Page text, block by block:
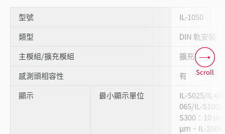
型號
IL-1050
類型
DIN 軌安裝
主模組/擴充模組
擴充模組
感測頭相容性
有
顯示
最小顯示單位
IL-S025/IL-
065/IL-S100/
S300：10
μm、IL-
Scroll